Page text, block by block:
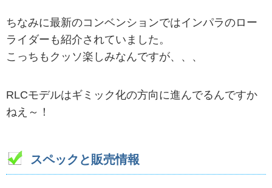
ちなみに最新のコンベンションではインパラのロー
ライダーも紹介されていました。
こっちもクッソ楽しみなんですが、、、
RLCモデルはギミック化の方向に進んでるんですか
ねえ～！
スペックと販売情報